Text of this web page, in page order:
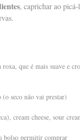
, caprichar ao
que é mais suave e
seco não vai prestar)
cream cheese, sour
bolso permitir comprar